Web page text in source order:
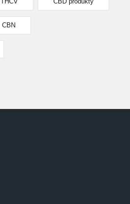
CBN